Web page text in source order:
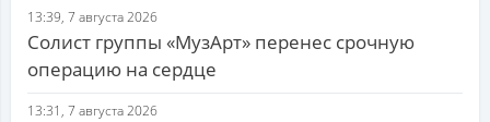
13:39, 7 августа 2026
Солист группы «МузАрт» перенес срочную
операцию на сердце
13:31, 7 августа 2026